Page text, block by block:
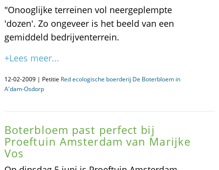
"Onooglijke terreinen vol neergeplempte
'dozen'. Zo ongeveer is het beeld van een
gemiddeld bedrijventerrein.
+Lees meer...
12-02-2009 | Petitie Red ecologische boerderij De Boterbloem in
A'dam-Osdorp
Boterbloem past perfect bij
Proeftuin Amsterdam van Marijke
Vos